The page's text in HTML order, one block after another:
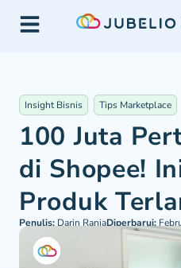
Insight Bisnis Tips Marketplace
100 Juta
di Shopee!
Produk
Penulis: Darin RaniaDiperbarui: